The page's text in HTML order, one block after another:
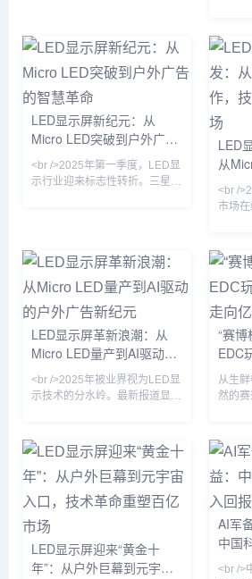
米以下，亮度突破10,000尼
特，同时通过巨量转移技术的改
良，将良品率提升至99.9%。与
此同时，Mini LED背光模组成
本较去年同期下降40%，促使
TCL、海信等品牌将85英寸以上
大屏电视价格
180%
部厂
放至
首次
Micro
国内头
布，
移良
关键
LED显示屏新纪元：从
Micro LED突破到户外广告
的智慧革命
<br />2025年第一季度，LED显
示行业迎来标志性转折。三星、
耗较传统OLED降低40%。更关
键的是，此前困扰行业的巨量转
移良率问题已从99.9%提升至
99.99%，这意味着Micro LED
电视价格有望在两年内下探至万
元级。与此同时，国内厂商利亚
德与洲明科技宣布，
LED
从
技
<br /
市场
同比
是户
示、
共振
的LED
2025
景气
品占
绝对
LED显示屏革新浪潮：从
Micro LED量产到AI驱动的
户外广告新纪元
<br />2025年被业界视为LED显
示技术的分水岭。最新报道显
基于Micro LED技术的透明显示
屏与可拉伸柔性屏，其中三星发
布的110英寸无边框Micro LED
电视，像素间距已缩小至0.4毫
米以下，峰值亮度突破4000尼
特。与此同时，国内龙头企业利
亚德与洲明科技宣布，其Micro
LED芯片巨量转移良率已提升至
99.999%，成本
“赛
EDC
向亿
从生鲜
然的
刷到
那个
声响
了一
觉得这
正阳在
回忆道
种莫名
LED显示屏迎来“黄金十
年”：从户外巨幕到元宇宙
AI军
中国
大考
<br />